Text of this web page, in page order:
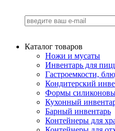
Каталог товаров
Ножи и мусаты
Инвентарь для
Гастроемкости,
Кондитерский
Формы
Кухонный
Барный инвентарь
Контейнеры для